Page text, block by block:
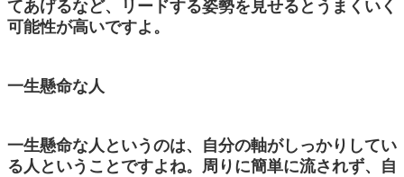
てあげるなど、リードする姿勢を見せるとうまくいく
可能性が高いですよ。
一生懸命な人
一生懸命な人というのは、自分の軸がしっかりしてい
る人ということですよね。周りに簡単に流されず、自